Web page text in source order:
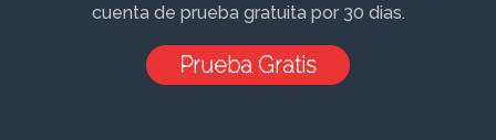
cuenta de prueba gratuita por 30 dias.
Prueba Gratis